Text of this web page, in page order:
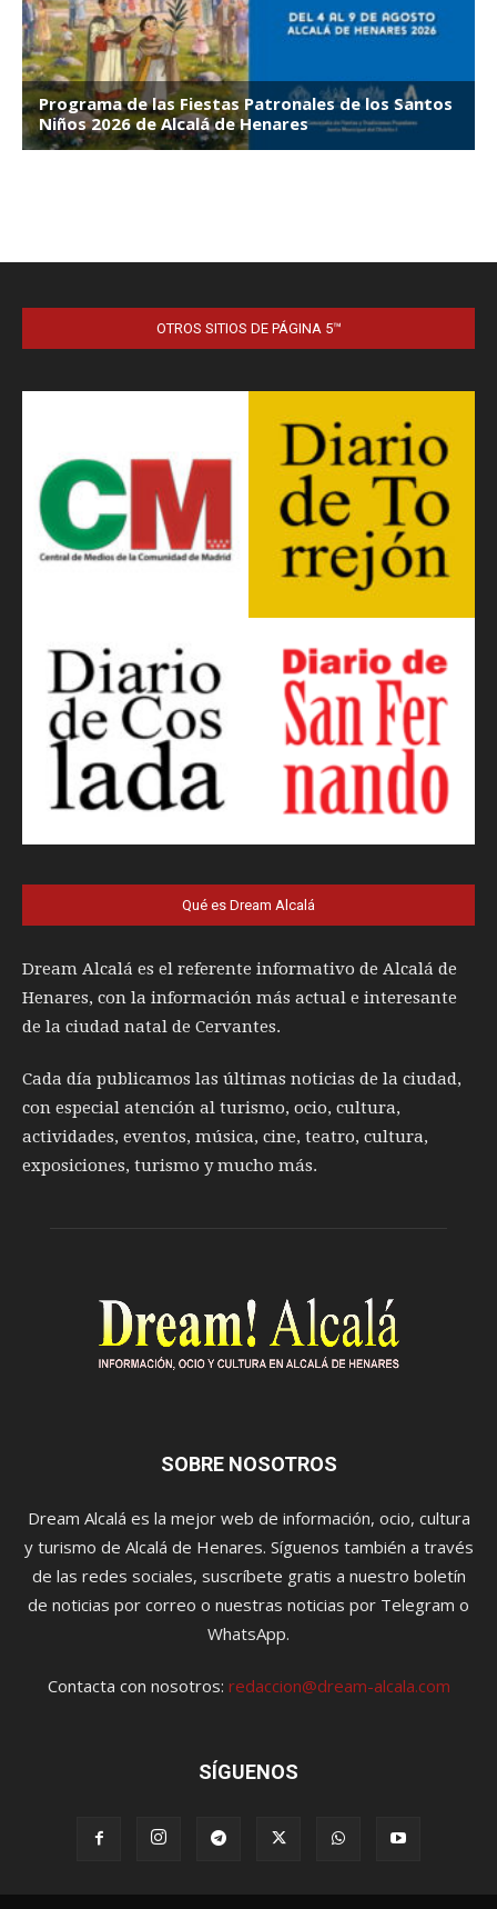
OTROS SITIOS DE PÁGINA 5™
Qué es Dream Alcalá
Dream Alcalá es el referente informativo de Alcalá de
Henares, con la información más actual e interesante
de la ciudad natal de Cervantes.
Cada día publicamos las últimas noticias de la ciudad,
con especial atención al turismo, ocio, cultura,
actividades, eventos, música, cine, teatro, cultura,
exposiciones, turismo y mucho más.
SOBRE NOSOTROS
Dream Alcalá es la mejor web de información, ocio, cultura
y turismo de Alcalá de Henares. Síguenos también a través
de las redes sociales, suscríbete gratis a nuestro boletín
de noticias por correo o nuestras noticias por Telegram o
WhatsApp.
Contacta con nosotros: redaccion@dream-alcala.com
SÍGUENOS